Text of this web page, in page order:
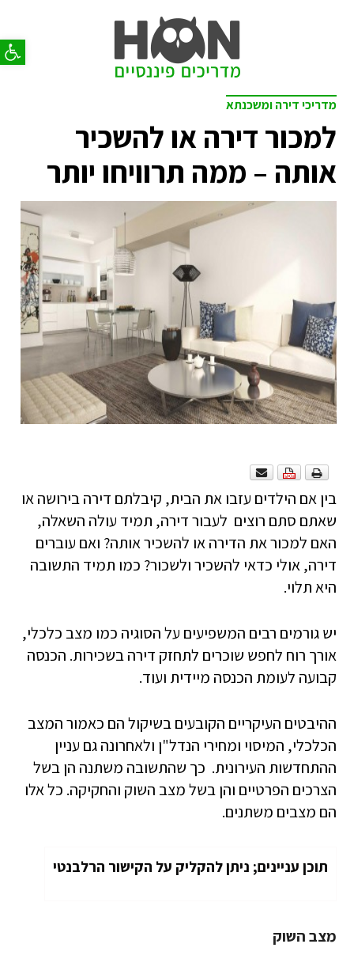
פתח
מדריכי דירה ומשכנתא
למכור דירה או להשכיר
אותה – ממה תרוויחו יותר
בין אם הילדים עזבו את הבית, קיבלתם דירה בירושה או
שאתם סתם רוצים לעבור דירה, תמיד עולה השאלה,
האם למכור את הדירה או להשכיר אותה? ואם עוברים
דירה, אולי כדאי להשכיר ולשכור? כמו תמיד התשובה
היא תלוי.
יש גורמים רבים המשפיעים על הסוגיה כמו מצב כלכלי,
אורך רוח לחפש שוכרים לתחזק דירה בשכירות. הכנסה
קבועה לעומת הכנסה מיידית ועוד.
ההיבטים העיקריים הקובעים בשיקול הם כאמור המצב
הכלכלי, המיסוי ומחירי הנדל"ן ולאחרונה גם עניין
ההתחדשות העירונית. כך שהתשובה משתנה הן בשל
הצרכים הפרטיים והן בשל מצב השוק והחקיקה. כל אלו
הם מצבים משתנים.
תוכן עניינים; ניתן להקליק על הקישור הרלבנטי
מצב השוק